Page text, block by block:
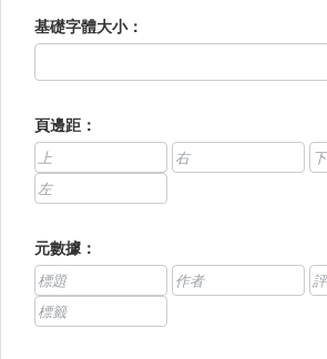
基礎字體大小：
頁邊距：
元數據：